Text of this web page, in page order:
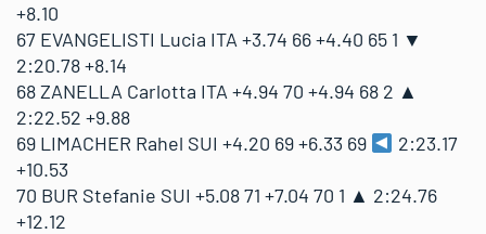
+8.10
67 EVANGELISTI Lucia ITA +3.74 66 +4.40 65 1 ▼
2:20.78 +8.14
68 ZANELLA Carlotta ITA +4.94 70 +4.94 68 2 ▲
2:22.52 +9.88
69 LIMACHER Rahel SUI +4.20 69 +6.33 69
2:23.17
+10.53
70 BUR Stefanie SUI +5.08 71 +7.04 70 1 ▲ 2:24.76
+12.12